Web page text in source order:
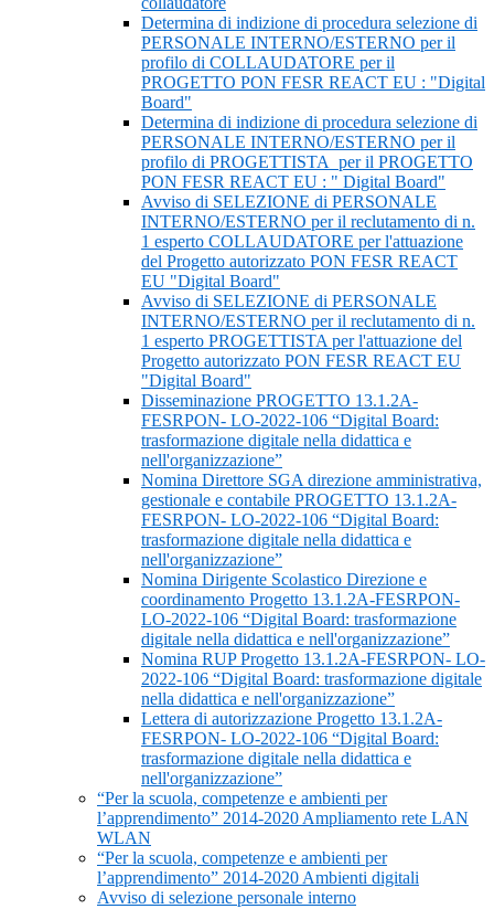
Determina di indizione di procedura selezione di
PERSONALE INTERNO/ESTERNO per il
profilo di COLLAUDATORE per il
PROGETTO PON FESR REACT EU : "Digital
Board"
Determina di indizione di procedura selezione di
PERSONALE INTERNO/ESTERNO per il
profilo di PROGETTISTA per il PROGETTO
PON FESR REACT EU : " Digital Board"
Avviso di SELEZIONE di PERSONALE
INTERNO/ESTERNO per il reclutamento di n.
1 esperto COLLAUDATORE per l'attuazione
del Progetto autorizzato PON FESR REACT
EU "Digital Board"
Avviso di SELEZIONE di PERSONALE
INTERNO/ESTERNO per il reclutamento di n.
1 esperto PROGETTISTA per l'attuazione del
Progetto autorizzato PON FESR REACT EU
"Digital Board"
Disseminazione PROGETTO 13.1.2A-
FESRPON- LO-2022-106 “Digital Board:
trasformazione digitale nella didattica e
nell'organizzazione”
Nomina Direttore SGA direzione amministrativa,
gestionale e contabile PROGETTO 13.1.2A-
FESRPON- LO-2022-106 “Digital Board:
trasformazione digitale nella didattica e
nell'organizzazione”
Nomina Dirigente Scolastico Direzione e
coordinamento Progetto 13.1.2A-FESRPON-
LO-2022-106 “Digital Board: trasformazione
digitale nella didattica e nell'organizzazione”
Nomina RUP Progetto 13.1.2A-FESRPON- LO-
2022-106 “Digital Board: trasformazione digitale
nella didattica e nell'organizzazione”
Lettera di autorizzazione Progetto 13.1.2A-
FESRPON- LO-2022-106 “Digital Board:
trasformazione digitale nella didattica e
nell'organizzazione”
“Per la scuola, competenze e ambienti per
l’apprendimento” 2014-2020 Ampliamento rete LAN
WLAN
“Per la scuola, competenze e ambienti per
l’apprendimento” 2014-2020 Ambienti digitali
Avviso di selezione personale interno